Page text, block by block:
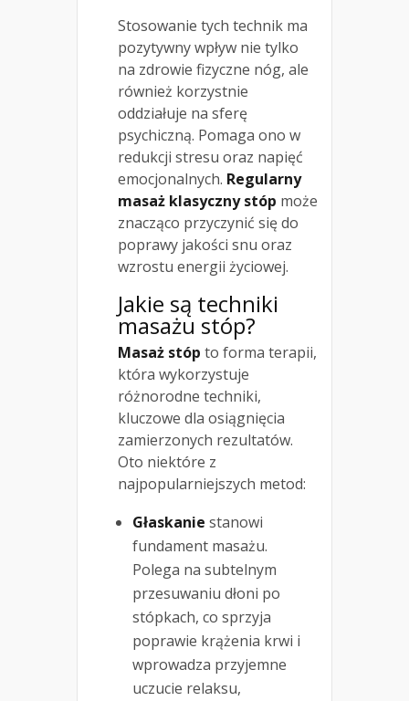
Stosowanie tych technik ma
pozytywny wpływ nie tylko
na zdrowie fizyczne nóg, ale
również korzystnie
oddziałuje na sferę
psychiczną. Pomaga ono w
redukcji stresu oraz napięć
emocjonalnych. Regularny
masaż klasyczny stóp może
znacząco przyczynić się do
poprawy jakości snu oraz
wzrostu energii życiowej.
Jakie są techniki
masażu stóp?
Masaż stóp to forma terapii,
która wykorzystuje
różnorodne techniki,
kluczowe dla osiągnięcia
zamierzonych rezultatów.
Oto niektóre z
najpopularniejszych metod:
Głaskanie stanowi
fundament masażu.
Polega na subtelnym
przesuwaniu dłoni po
stópkach, co sprzyja
poprawie krążenia krwi i
wprowadza przyjemne
uczucie relaksu,